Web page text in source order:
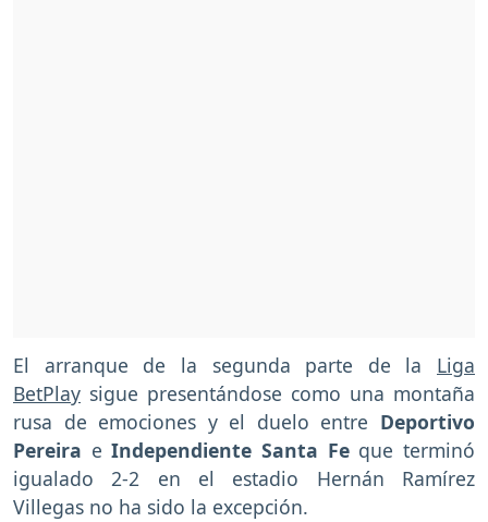
El arranque de la segunda parte de la Liga
BetPlay sigue presentándose como una montaña
rusa de emociones y el duelo entre Deportivo
Pereira eIndependiente Santa Feque terminó
igualado 2-2 en el estadio Hernán Ramírez
Villegas no ha sido la excepción.